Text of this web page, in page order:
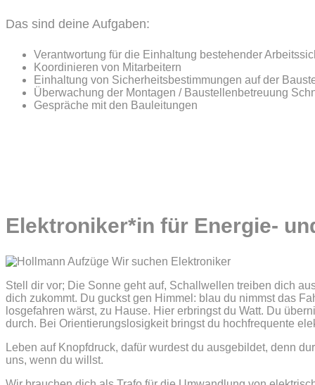
Das sind deine Aufgaben:
Verantwortung für die Einhaltung bestehender
Koordinieren von Mitarbeitern
Einhaltung von Sicherheitsbestimmungen auf der
Überwachung der Montagen / Baustellenbetreuung
Gespräche mit den Bauleitungen
Elektroniker*in für Energie-
Stell dir vor; Die Sonne geht auf, Schallwellen treiben dich
dich zukommt. Du guckst gen Himmel: blau du nimmst das
losgefahren wärst, zu Hause. Hier erbringst du Watt. Du
durch. Bei Orientierungslosigkeit bringst du hochfrequente
Leben auf Knopfdruck, dafür wurdest du ausgebildet, denn
uns, wenn du willst.